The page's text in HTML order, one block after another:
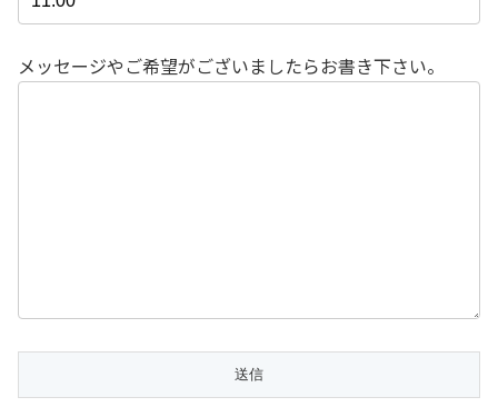
メッセージやご希望がございましたらお書き下さい。